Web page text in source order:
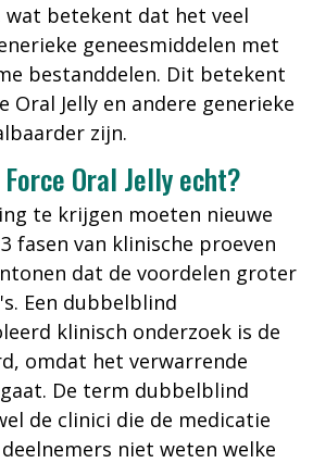
wat betekent dat het veel
geneesmiddelen met
bestanddelen. Dit betekent
Oral Jelly en andere generieke
zijn.
Oral Jelly echt?
te krijgen moeten nieuwe
fasen van klinische proeven
dat de voordelen groter
Een dubbelblind
klinisch onderzoek is de
omdat het verwarrende
De term dubbelblind
de clinici die de medicatie
niet weten welke